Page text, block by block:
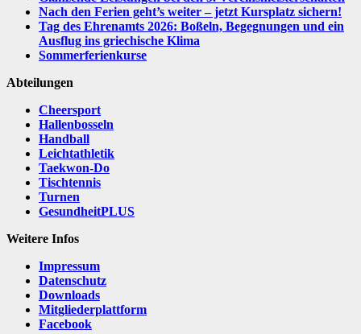
Nach den Ferien geht’s weiter – jetzt Kursplatz sichern!
Tag des Ehrenamts 2026: Boßeln, Begegnungen und ein
Ausflug ins griechische Klima
Sommerferienkurse
Abteilungen
Cheersport
Hallenbosseln
Handball
Leichtathletik
Taekwon-Do
Tischtennis
Turnen
GesundheitPLUS
Weitere Infos
Impressum
Datenschutz
Downloads
Mitgliederplattform
Facebook